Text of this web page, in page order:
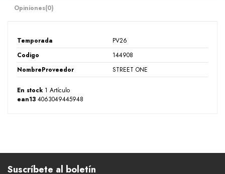
Opiniones(0)
Temporada
PV26
Codigo
144908
NombreProveedor
STREET ONE
En stock 1 Artículo
ean13 4063049445948
Suscríbete al boletín